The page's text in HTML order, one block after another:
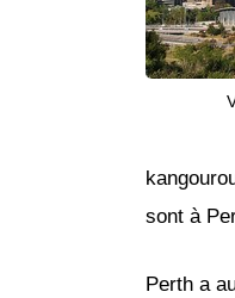
sont à
Perth a